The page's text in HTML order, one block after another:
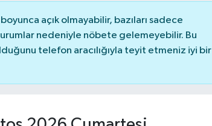
açık olmayabilir, bazıları sadece
nedeniyle nöbete gelemeyebilir. Bu
telefon aracılığıyla teyit etmeniz iyi bir